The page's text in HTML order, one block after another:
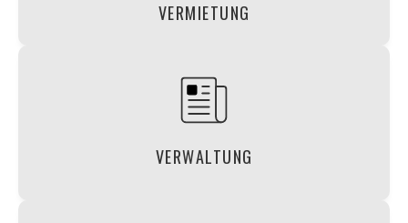
VERMIETUNG
VERWALTUNG
Professionelle Immobilienverwaltung für
Ihre Wohn- und Gewerbeobjekte!